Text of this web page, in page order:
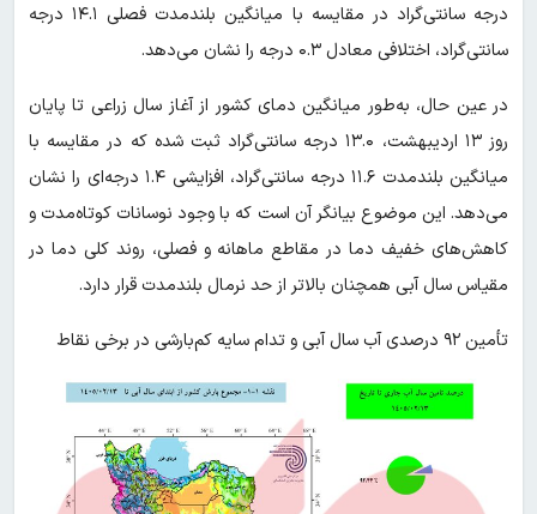
درجه سانتی‌گراد در مقایسه با میانگین بلندمدت فصلی ۱۴.۱ درجه
سانتی‌گراد، اختلافی معادل ۰.۳ درجه را نشان می‌دهد.
در عین حال، به‌طور میانگین دمای کشور از آغاز سال زراعی تا پایان
روز ۱۳ اردیبهشت، ۱۳.۰ درجه سانتی‌گراد ثبت شده که در مقایسه با
میانگین بلندمدت ۱۱.۶ درجه سانتی‌گراد، افزایشی ۱.۴ درجه‌ای را نشان
می‌دهد. این موضوع بیانگر آن است که با وجود نوسانات کوتاه‌مدت و
کاهش‌های خفیف دما در مقاطع ماهانه و فصلی، روند کلی دما در
مقیاس سال آبی همچنان بالاتر از حد نرمال بلندمدت قرار دارد.
تأمین ۹۲ درصدی آب سال آبی و تدام سایه کم‌بارشی در برخی نقاط